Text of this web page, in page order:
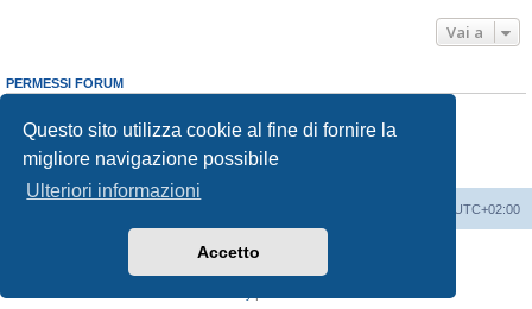
Questo sito utilizza cookie al fine di fornire la
migliore navigazione possibile
Ulteriori informazioni
Accetto
Vai a
PERMESSI FORUM
Non puoi
rispondere negli argomenti
Non puoimodificare i tuoi messaggi
Non puoicancellare i tuoi messaggi
Non puoi
inviare allegati
UTC+02:00
phpBB® Forum Software © phpBB Limited
phpBB-Italia.it